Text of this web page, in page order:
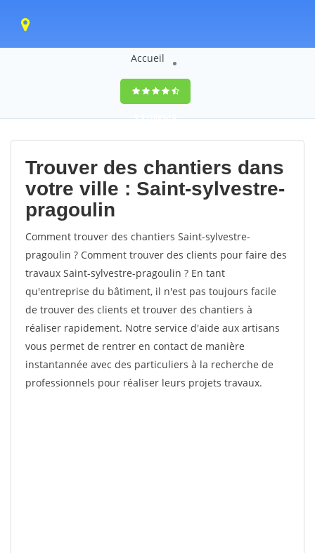
Accueil
9,5(100%)0
votes
Trouver des chantiers dans
votre ville : Saint-sylvestre-
pragoulin
Comment trouver des chantiers Saint-sylvestre-
pragoulin ? Comment trouver des clients pour faire des
travaux Saint-sylvestre-pragoulin ? En tant
qu'entreprise du bâtiment, il n'est pas toujours facile
de trouver des clients et trouver des chantiers à
réaliser rapidement. Notre service d'aide aux artisans
vous permet de rentrer en contact de manière
instantannée avec des particuliers à la recherche de
professionnels pour réaliser leurs projets travaux.